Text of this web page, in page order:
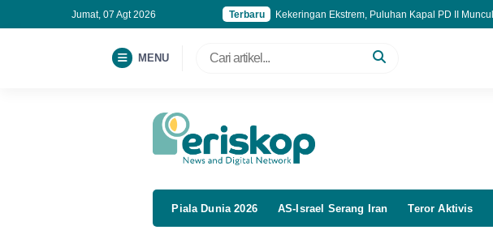
Jumat, 07 Agt 2026 Terbaru
Kekeringan Ekstrem, Puluhan Kapal PD II
Pantang Menyerah, Lodewyk Pusung Ajukan
MENU
Piala Dunia 2026 AS-Israel Serang Iran Teror Aktivis